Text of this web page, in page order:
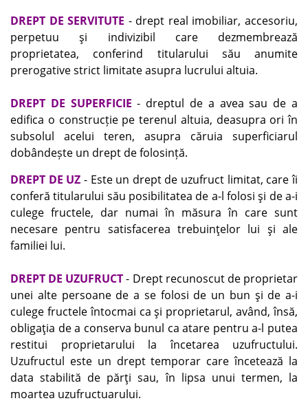
DREPT DE SERVITUTE - drept real imobiliar, accesoriu,
perpetuu şi indivizibil care dezmembrează
proprietatea, conferind titularului său anumite
prerogative strict limitate asupra lucrului altuia.
DREPT DE SUPERFICIE - dreptul de a avea sau de a
edifica o construcție pe terenul altuia, deasupra ori în
subsolul acelui teren, asupra căruia superficiarul
dobândește un drept de folosință.
DREPT DE UZ - Este un drept de uzufruct limitat, care îi
conferă titularului său posibilitatea de a-l folosi şi de a-i
culege fructele, dar numai în măsura în care sunt
necesare pentru satisfacerea trebuinţelor lui şi ale
familiei lui.
DREPT DE UZUFRUCT- Drept recunoscut de proprietar
unei alte persoane de a se folosi de un bun şi de a-i
culege fructele întocmai ca şi proprietarul, având, însă,
obligaţia de a conserva bunul ca atare pentru a-l putea
restitui proprietarului la încetarea uzufructului.
Uzufructul este un drept temporar care încetează la
data stabilită de părţi sau, în lipsa unui termen, la
moartea uzufructuarului.